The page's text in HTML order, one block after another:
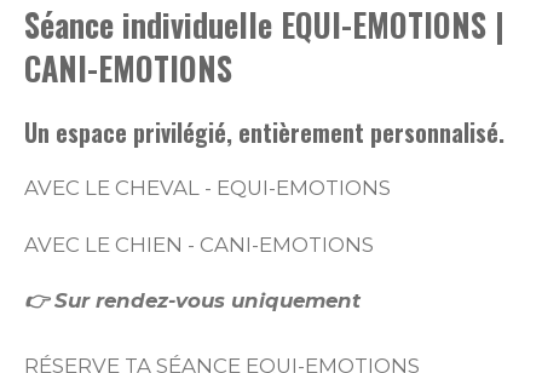
Séance individuelle EQUI-EMOTIONS |
CANI-EMOTIONS
Un espace privilégié, entièrement personnalisé.
AVEC LE CHEVAL - EQUI-EMOTIONS
AVEC LE CHIEN - CANI-EMOTIONS
👉 Sur rendez-vous uniquement
RÉSERVE TA SÉANCE EQUI-EMOTIONS